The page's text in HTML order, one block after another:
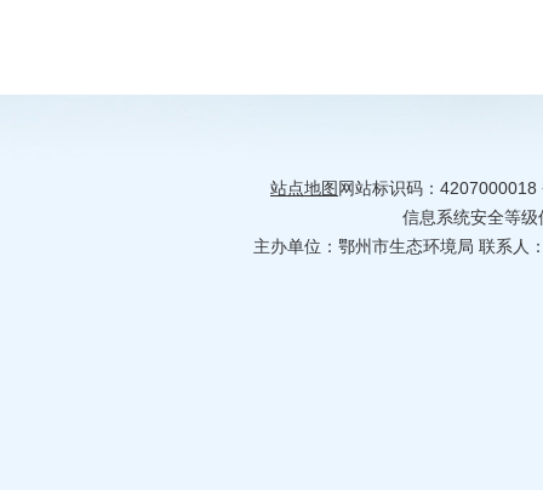
站点地图网站标识码：
信息系统安全等
主办单位：鄂州市生态环境局 联系人